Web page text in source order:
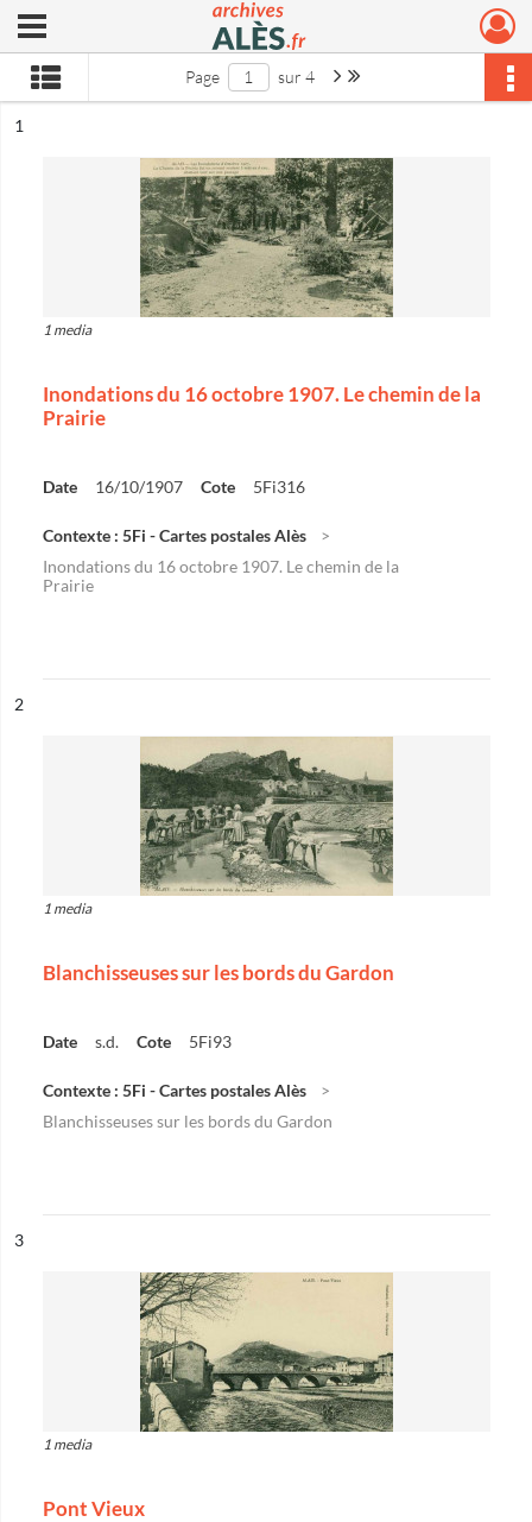
Archives municipales d'Alès
Ouvrir le menu déroulant
Page sur 4 Page suivante : 1/4
n°
1
1 media
Inondations du 16 octobre 1907. Le chemin de la
Prairie
Date 16/10/1907 Cote 5Fi316
Contexte : 5Fi - Cartes postales Alès
Inondations du 16 octobre 1907. Le chemin de la
Prairie
n°
2
1 media
Blanchisseuses sur les bords du Gardon
Date s.d. Cote 5Fi93
Contexte : 5Fi - Cartes postales Alès
Blanchisseuses sur les bords du Gardon
n°
3
1 media
Pont Vieux